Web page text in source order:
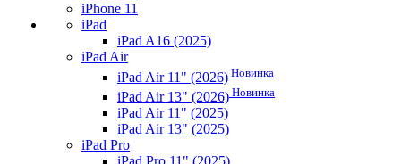
iPhone 11
iPad
iPad A16 (2025)
iPad Air
iPad Air 11" (2026) Новинка
iPad Air 13" (2026) Новинка
iPad Air 11" (2025)
iPad Air 13" (2025)
iPad Pro
iPad Pro 11" (2025)